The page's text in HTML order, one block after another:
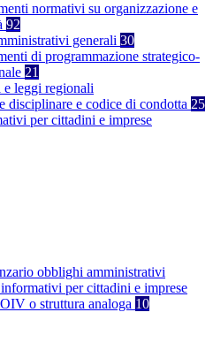
normativi su organizzazione e
92
generali 30
di programmazione strategico-
21
e leggi regionali
disciplinare e codice di condotta 25
per cittadini e imprese
obblighi amministrativi
per cittadini e imprese
o struttura analoga 10